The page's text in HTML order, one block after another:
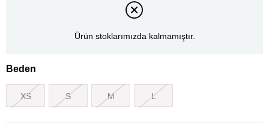
Ürün stoklarımızda kalmamıştır.
Beden
XS S M L